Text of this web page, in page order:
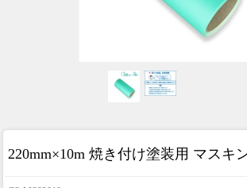
220mm×10m 焼き付け塗装用 マスキ